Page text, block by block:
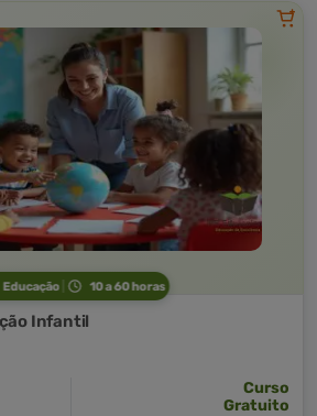
Educação 10 a 60 horas
Infantil
Curso
Gratuito